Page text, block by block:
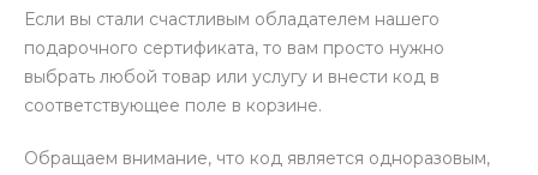
Если вы стали счастливым обладателем нашего
подарочного сертификата, то вам просто нужно
выбрать любой товар или услугу и внести код в
соответствующее поле в корзине.
Обращаем внимание, что код является одноразовым,